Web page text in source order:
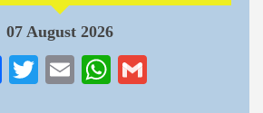
07 August 2026
Facebook
TwitterEmailWhatsApp